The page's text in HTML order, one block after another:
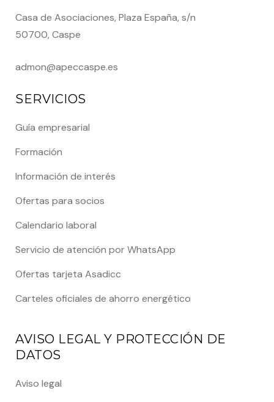
Casa de Asociaciones, Plaza España, s/n
50700, Caspe
admon@apeccaspe.es
SERVICIOS
Guía empresarial
Formación
Información de interés
Ofertas para socios
Calendario laboral
Servicio de atención por WhatsApp
Ofertas tarjeta Asadicc
Carteles oficiales de ahorro energético
AVISO LEGAL Y PROTECCIÓN DE
DATOS
Aviso legal